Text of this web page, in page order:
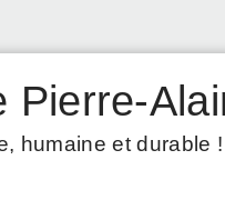
Pierre-
humaine et durable !